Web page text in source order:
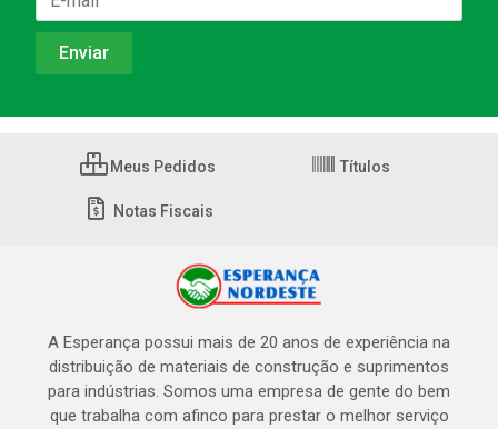
Meus Pedidos Títulos
Notas Fiscais
A Esperança possui mais de 20 anos de experiência na
distribuição de materiais de construção e suprimentos
para indústrias. Somos uma empresa de gente do bem
que trabalha com afinco para prestar o melhor serviço